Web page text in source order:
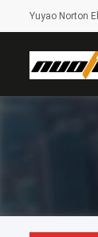
Yuyao Norton